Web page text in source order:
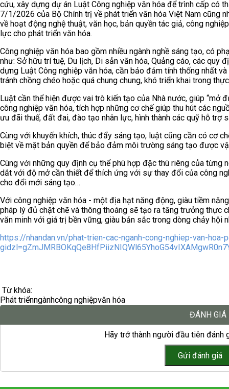
cứu, xây dựng dự án Luật Công nghiệp văn hóa để trình cấp có
7/1/2026 của Bộ Chính trị về phát triển văn hóa Việt Nam cũng
về hoạt động nghệ thuật, văn học, bản quyền tác giả, công
lực cho phát triển văn hóa.
Công nghiệp văn hóa bao gồm nhiều ngành nghề sáng tạo, có
như: Sở hữu trí tuệ, Du lịch, Di sản văn hóa, Quảng cáo, các quy
dựng Luật Công nghiệp văn hóa, cần bảo đảm tính thống nhất
tránh chồng chéo hoặc quá chung chung, khó triển khai trong
Luật cần thể hiện được vai trò kiến tạo của Nhà nước, giúp “mở
công nghiệp văn hóa, tích hợp những cơ chế giúp thu hút các
ưu đãi thuế, đất đai, đào tạo nhân lực, hình thành các quỹ hỗ trợ
Cùng với khuyến khích, thúc đẩy sáng tạo, luật cũng cần có cơ
biệt về mặt bản quyền để bảo đảm môi trường sáng tạo được
Cùng với những quy định cụ thể phù hợp đặc thù riêng của từng
dắt với độ mở cần thiết để thích ứng với sự thay đổi của công
cho đổi mới sáng tạo…
Với công nghiệp văn hóa - một địa hạt năng động, giàu tiềm
pháp lý đủ chặt chẽ và thông thoáng sẽ tạo ra tăng trưởng thực
văn minh với giá trị bền vững, giàu bản sắc trong dòng chảy hội
https://nhandan.vn/phat-trien-cac-nganh-cong-nghiep-van-hoa-
Từ khóa:
Phát triểnngànhcông nghiệpvăn hóa
ĐÁNH GIÁ
Hãy trở thành người đầu tiên đánh